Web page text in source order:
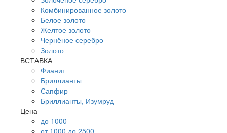
Комбинированное золото
Белое золото
Желтое золото
Чернёное серебро
Золото
ВСТАВКА
Фианит
Бриллианты
Сапфир
Бриллианты, Изумруд
Цена
до 1000
от 1000 до 2500